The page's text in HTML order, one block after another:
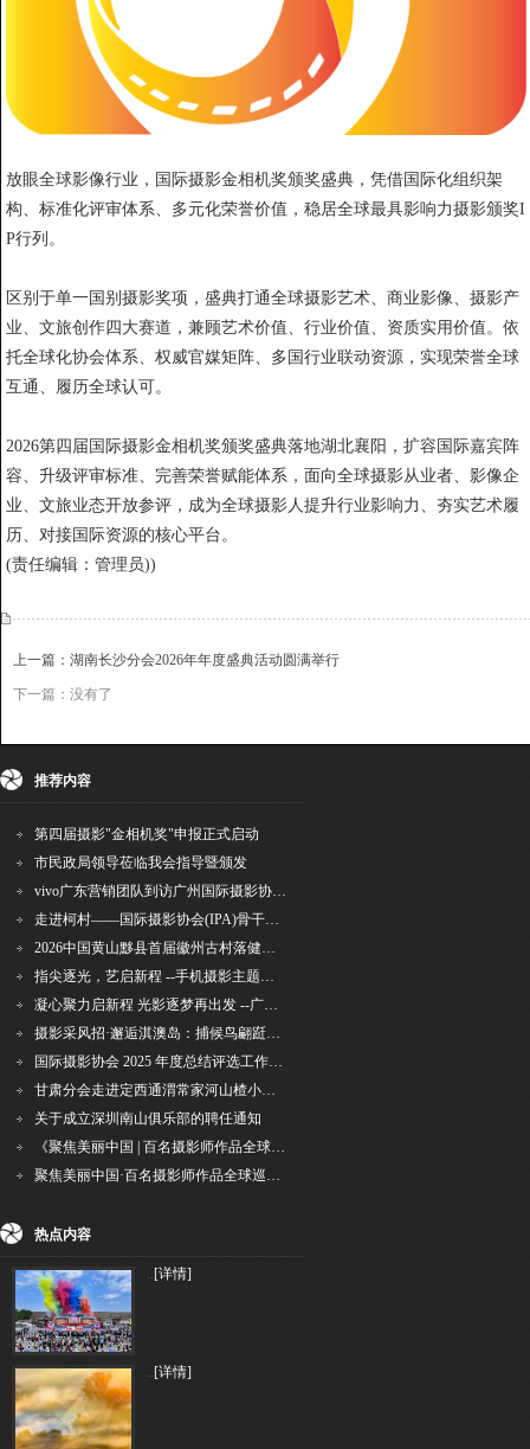
放眼全球影像行业，国际摄影金相机奖颁奖盛典，凭借国际化组织架
构、标准化评审体系、多元化荣誉价值，稳居全球最具影响力摄影颁奖I
P行列。
区别于单一国别摄影奖项，盛典打通全球摄影艺术、商业影像、摄影产
业、文旅创作四大赛道，兼顾艺术价值、行业价值、资质实用价值。依
托全球化协会体系、权威官媒矩阵、多国行业联动资源，实现荣誉全球
互通、履历全球认可。
2026第四届国际摄影金相机奖颁奖盛典落地湖北襄阳，扩容国际嘉宾阵
容、升级评审标准、完善荣誉赋能体系，面向全球摄影从业者、影像企
业、文旅业态开放参评，成为全球摄影人提升行业影响力、夯实艺术履
历、对接国际资源的核心平台。
(责任编辑：管理员))
上一篇：湖南长沙分会2026年年度盛典活动圆满举行
下一篇：没有了
收藏 挑错 推荐 打印
推荐内容
第四届摄影"金相机奖"申报正式启动
市民政局领导莅临我会指导暨颁发
vivo广东营销团队到访广州国际摄影协会 共商合作事宜
走进柯村——国际摄影协会(IPA)骨干采风安徽行之6
2026中国黄山黟县首届徽州古村落健康跑圆满举行
指尖逐光，艺启新程 --手机摄影主题讲座在市老年干部大学圆满落幕
凝心聚力启新程 光影逐梦再出发 --广州国际摄影协会2026年首次会长秘书长会议召开
摄影采风招·邂逅淇澳岛：捕候鸟翩跹，寻古村烟火，追海上霞光
国际摄影协会 2025 年度总结评选工作的通知
甘肃分会走进定西通渭常家河山楂小镇旅游景区开展"红果满枝迎丰岁·山楂小镇庆佳节"为主
关于成立深圳南山俱乐部的聘任通知
《聚焦美丽中国 | 百名摄影师作品全球巡回展》（晋中）开幕新闻通稿
聚焦美丽中国·百名摄影师作品全球巡展深圳站盛大开幕
热点内容
..[详情]
..[详情]